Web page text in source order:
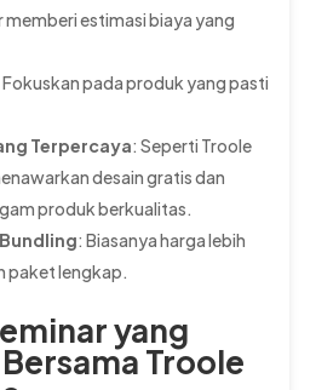
estimasi biaya yang
Fokuskan pada produk yang pasti
Terpercaya: Seperti Troole
desain gratis dan
produk berkualitas.
: Biasanya harga lebih
paket lengkap.
yang
Troole